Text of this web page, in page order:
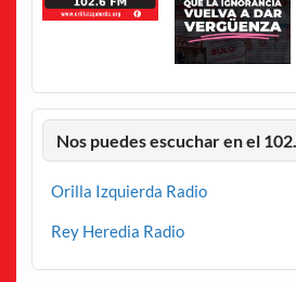
Nos puedes escuchar en el
Orilla Izquierda Radio
Rey Heredia Radio